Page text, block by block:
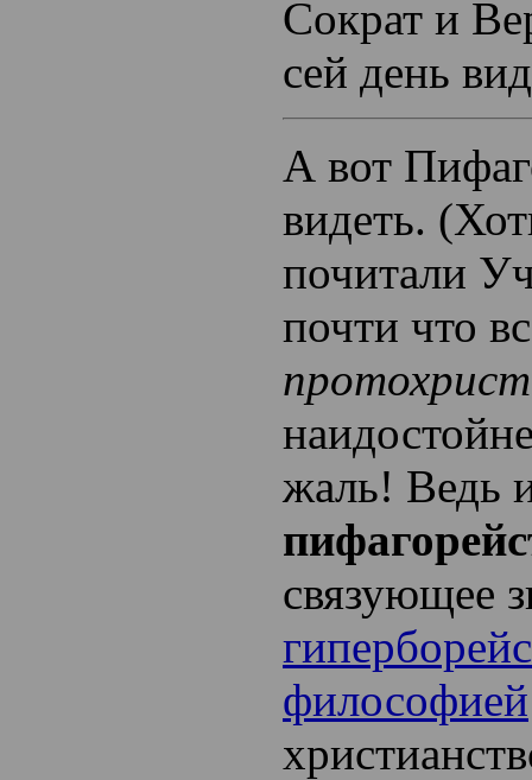
Сократ и
сей день
А вот
видеть.
почитали
почти что
жаль! Ведь
связующее
философией